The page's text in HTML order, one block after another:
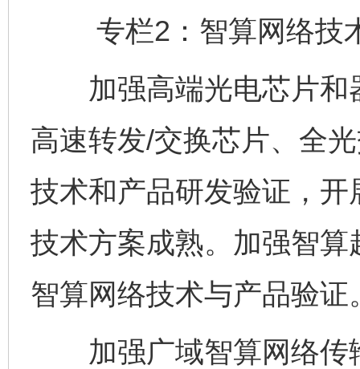
专栏2：智算网络技
加强高端光电芯片和
高速转发/交换芯片、全
技术和产品研发验证，
技术方案成熟。加强智
智算网络技术与产品验证
加强广域智算网络传